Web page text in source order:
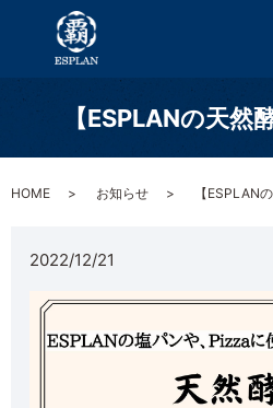
【ESPLANの天然
HOME お知らせ 【ESPLAN
2022/12/21